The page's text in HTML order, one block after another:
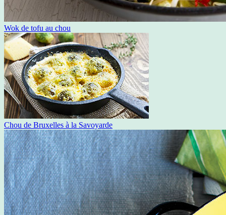
Wok de tofu au chou
Chou de Bruxelles à la Savoyarde